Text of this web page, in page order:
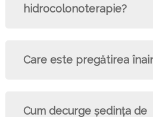
hidrocolonoterapie?
Care este pregătirea
Cum decurge şedinţa de